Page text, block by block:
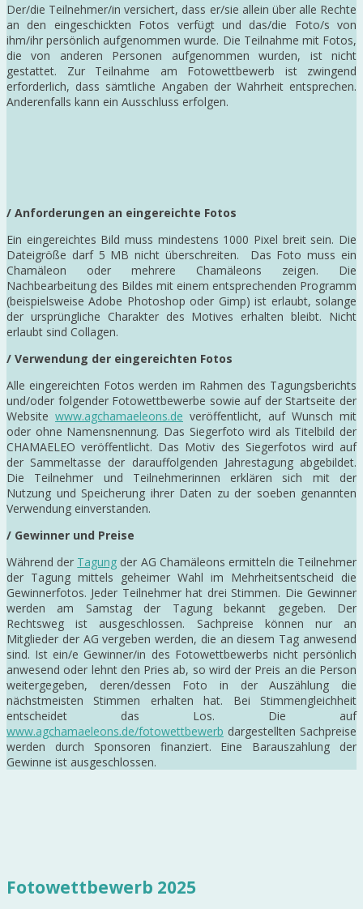
Der/die Teilnehmer/in versichert, dass er/sie allein über alle Rechte
an den eingeschickten Fotos verfügt und das/die Foto/s von
ihm/ihr persönlich aufgenommen wurde. Die Teilnahme mit Fotos,
die von anderen Personen aufgenommen wurden, ist nicht
gestattet. Zur Teilnahme am Fotowettbewerb ist zwingend
erforderlich, dass sämtliche Angaben der Wahrheit entsprechen.
Anderenfalls kann ein Ausschluss erfolgen.
/ Anforderungen an eingereichte Fotos
Ein eingereichtes Bild muss mindestens 1000 Pixel breit sein. Die
Dateigröße darf 5 MB nicht überschreiten. Das Foto muss ein
Chamäleon oder mehrere Chamäleons zeigen. Die
Nachbearbeitung des Bildes mit einem entsprechenden Programm
(beispielsweise Adobe Photoshop oder Gimp) ist erlaubt, solange
der ursprüngliche Charakter des Motives erhalten bleibt. Nicht
erlaubt sind Collagen.
/ Verwendung der eingereichten Fotos
Alle eingereichten Fotos werden im Rahmen des Tagungsberichts
und/oder folgender Fotowettbewerbe sowie auf der Startseite der
Website www.agchamaeleons.de veröffentlicht, auf Wunsch mit
oder ohne Namensnennung. Das Siegerfoto wird als Titelbild der
CHAMAELEO veröffentlicht. Das Motiv des Siegerfotos wird auf
der Sammeltasse der darauffolgenden Jahrestagung abgebildet.
Die Teilnehmer und Teilnehmerinnen erklären sich mit der
Nutzung und Speicherung ihrer Daten zu der soeben genannten
Verwendung einverstanden.
/ Gewinner und Preise
Während der Tagung der AG Chamäleons ermitteln die Teilnehmer
der Tagung mittels geheimer Wahl im Mehrheitsentscheid die
Gewinnerfotos. Jeder Teilnehmer hat drei Stimmen. Die Gewinner
werden am Samstag der Tagung bekannt gegeben. Der
Rechtsweg ist ausgeschlossen. Sachpreise können nur an
Mitglieder der AG vergeben werden, die an diesem Tag anwesend
sind. Ist ein/e Gewinner/in des Fotowettbewerbs nicht persönlich
anwesend oder lehnt den Pries ab, so wird der Preis an die Person
weitergegeben, deren/dessen Foto in der Auszählung die
nächstmeisten Stimmen erhalten hat. Bei Stimmengleichheit
entscheidet das Los. Die auf
www.agchamaeleons.de/fotowettbewerb dargestellten Sachpreise
werden durch Sponsoren finanziert. Eine Barauszahlung der
Gewinne ist ausgeschlossen.
Fotowettbewerb 2025